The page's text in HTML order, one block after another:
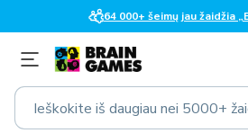
turinį
64 000+ šeimų jau žaidžia
Ieškokite iš daugiau nei 5000+